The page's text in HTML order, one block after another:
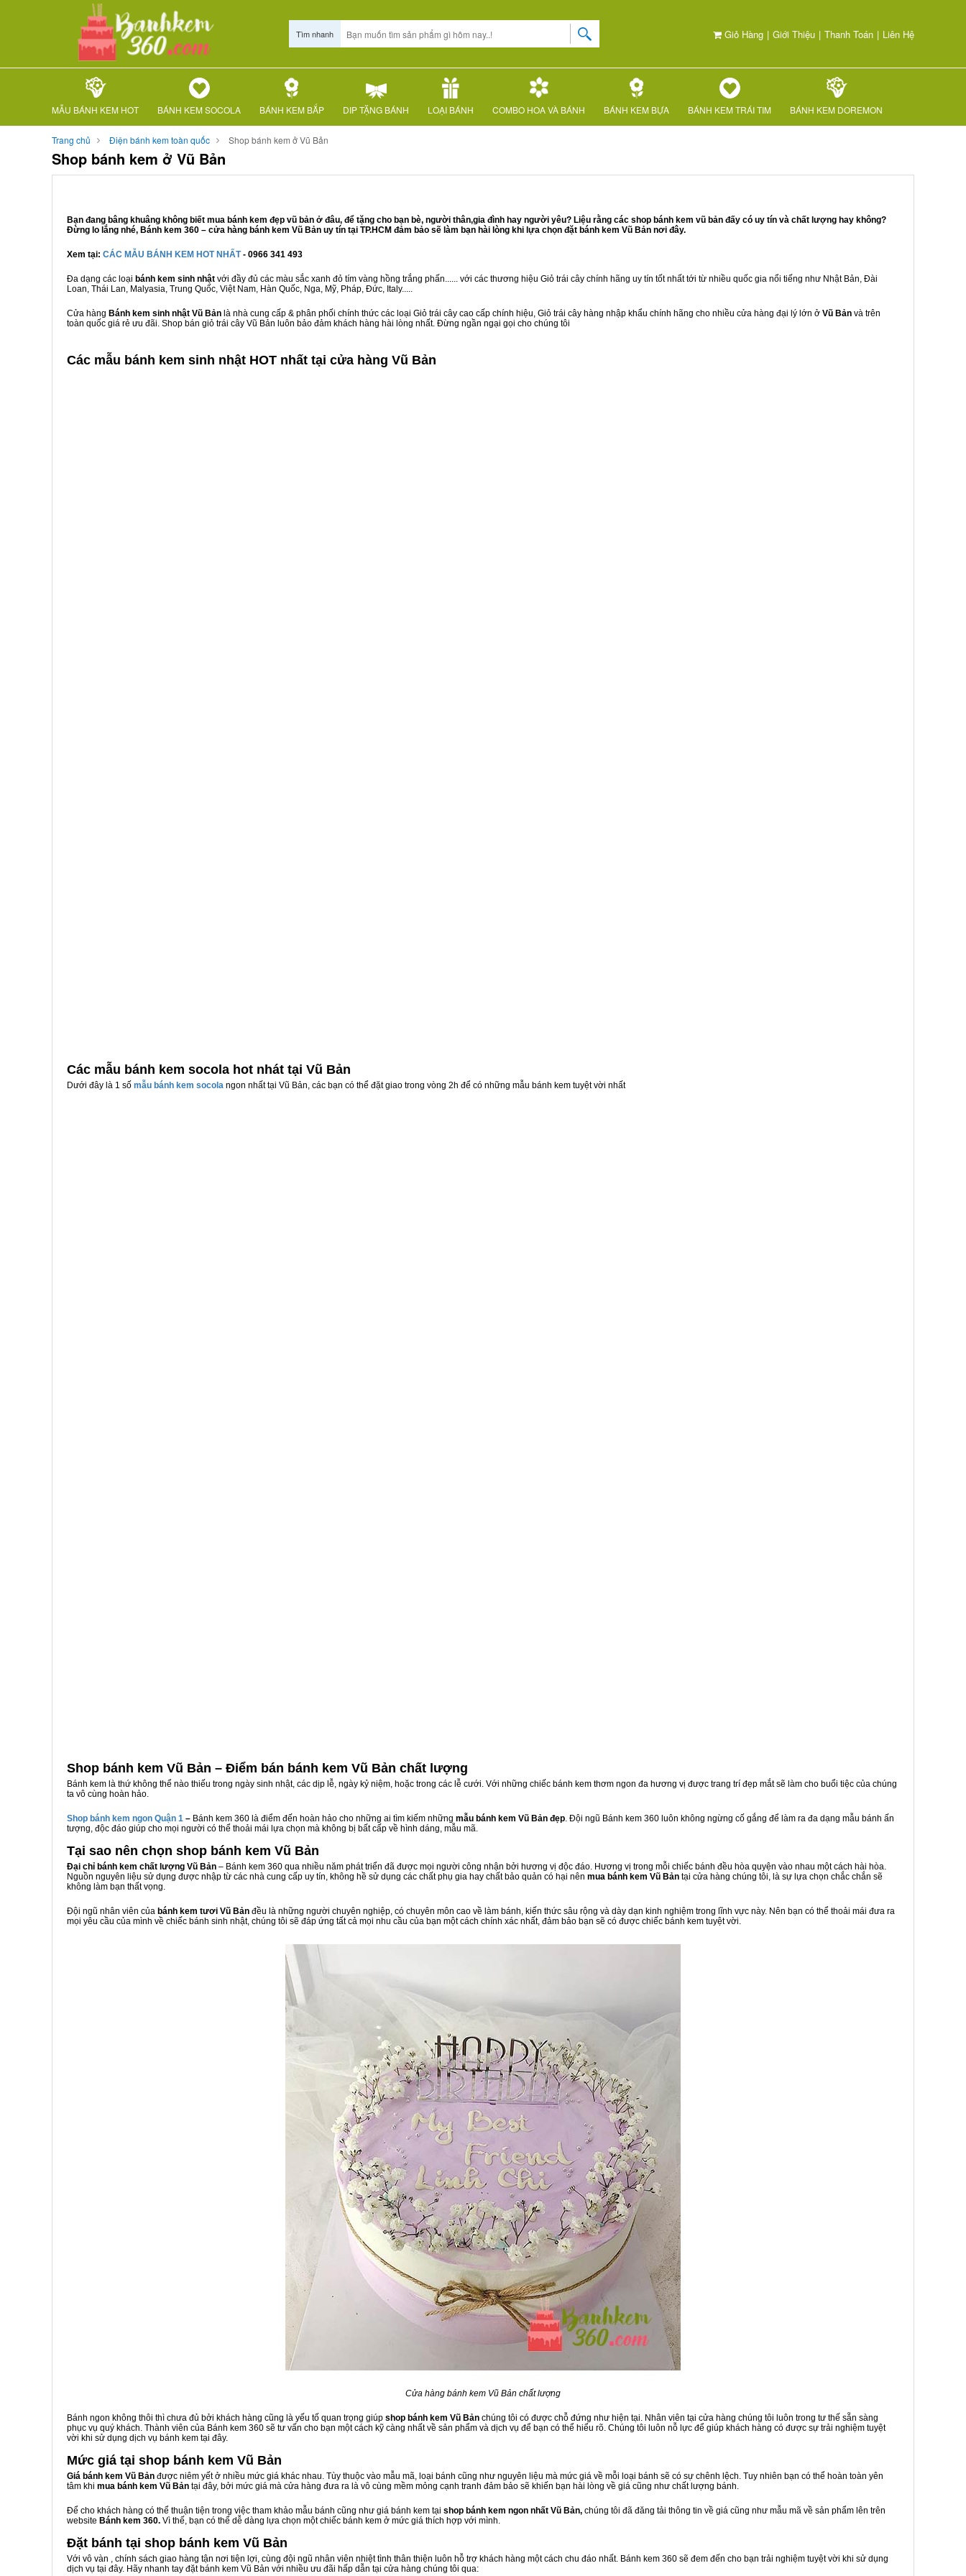
Giỏ Hàng | Giới Thiệu | Thanh Toán | Liên Hệ
Tìm nhanh
MẪU BÁNH KEM HOT BÁNH KEM SOCOLA BÁNH KEM BẮP DIP TẶNG BÁNH LOẠI BÁNH COMBO HOA VÀ BÁNH BÁNH KEM BỰA BÁNH KEM TRÁI TIM BÁNH KEM DOREMON
Trang chủ Điện bánh kem toàn quốc Shop bánh kem ở Vũ Bản
Shop bánh kem ở Vũ Bản
Bạn đang bâng khuâng không biết mua bánh kem đẹp vũ bản ở đâu, để tặng cho bạn bè, người thân,gia đình hay người yêu? Liệu rằng các shop bánh kem vũ bản đấy có uy tín và chất lượng hay không?
Đừng lo lắng nhé, Bánh kem 360 – cửa hàng bánh kem Vũ Bản uy tín tại TP.HCM đảm bảo sẽ làm bạn hài lòng khi lựa chọn đặt bánh kem Vũ Bản nơi đây.
Xem tại: CÁC MẪU BÁNH KEM HOT NHẤT- 0966 341 493
Đa dạng các loại bánh kem sinh nhật với đầy đủ các màu sắc xanh đỏ tím vàng hồng trắng phấn...... với các thương hiệu Giỏ trái cây chính hãng uy tín tốt nhất tới từ nhiều quốc gia nổi tiếng như Nhật Bản, Đài
Loan, Thái Lan, Malyasia, Trung Quốc, Việt Nam, Hàn Quốc, Nga, Mỹ, Pháp, Đức, Italy.....
Cửa hàng Bánh kem sinh nhật Vũ Bản là nhà cung cấp & phân phối chính thức các loại Giỏ trái cây cao cấp chính hiệu, Giỏ trái cây hàng nhập khẩu chính hãng cho nhiều cửa hàng đại lý lớn ở Vũ Bản và trên
toàn quốc giá rẻ ưu đãi. Shop bán giỏ trái cây Vũ Bản luôn bảo đảm khách hàng hài lòng nhất. Đừng ngần ngại gọi cho chúng tôi
Các mẫu bánh kem sinh nhật HOT nhất tại cửa hàng Vũ Bản
Các mẫu bánh kem socola hot nhát tại Vũ Bản
Dưới đây là 1 số mẫu bánh kem socola ngon nhất tại Vũ Bản, các bạn có thể đặt giao trong vòng 2h để có những mẫu bánh kem tuyệt vời nhất
Shop bánh kem Vũ Bản – Điểm bán bánh kem Vũ Bản chất lượng
Bánh kem là thứ không thể nào thiếu trong ngày sinh nhật, các dịp lễ, ngày kỷ niệm, hoặc trong các lễ cưới. Với những chiếc bánh kem thơm ngon đa hương vị được trang trí đẹp mắt sẽ làm cho buổi tiệc của chúng
ta vô cùng hoàn hảo.
Shop bánh kem ngon Quận 1 – Bánh kem 360 là điểm đến hoàn hảo cho những ai tìm kiếm những mẫu bánh kem Vũ Bản đẹp. Đội ngũ Bánh kem 360 luôn không ngừng cố gắng để làm ra đa dạng mẫu bánh ấn
tượng, độc đáo giúp cho mọi người có thể thoải mái lựa chọn mà không bị bất cấp về hình dáng, mẫu mã.
Tại sao nên chọn shop bánh kem Vũ Bản
Đại chỉ bánh kem chất lượng Vũ Bản – Bánh kem 360 qua nhiều năm phát triển đã được mọi người công nhận bởi hương vị độc đáo. Hương vị trong mỗi chiếc bánh đều hòa quyện vào nhau một cách hài hòa.
Nguồn nguyên liệu sử dụng được nhập từ các nhà cung cấp uy tín, không hề sử dụng các chất phụ gia hay chất bảo quản có hại nên mua bánh kem Vũ Bản tại cửa hàng chúng tôi, là sự lựa chọn chắc chắn sẽ
không làm bạn thất vọng.
Đội ngũ nhân viên của bánh kem tươi Vũ Bản đều là những người chuyên nghiệp, có chuyên môn cao về làm bánh, kiến thức sâu rộng và dày dạn kinh nghiệm trong lĩnh vực này. Nên bạn có thể thoải mái đưa ra
mọi yêu cầu của mình về chiếc bánh sinh nhật, chúng tôi sẽ đáp ứng tất cả mọi nhu cầu của bạn một cách chính xác nhất, đảm bảo bạn sẽ có được chiếc bánh kem tuyệt vời.
Cửa hàng bánh kem Vũ Bản chất lượng
Bánh ngon không thôi thì chưa đủ bởi khách hàng cũng là yếu tố quan trọng giúp shop bánh kem Vũ Bản chúng tôi có được chỗ đứng như hiện tại. Nhân viên tại cửa hàng chúng tôi luôn trong tư thế sẵn sàng
phục vụ quý khách. Thành viên của Bánh kem 360 sẽ tư vấn cho bạn một cách kỹ càng nhất về sản phẩm và dịch vụ để bạn có thể hiểu rõ. Chúng tôi luôn nỗ lực để giúp khách hàng có được sự trải nghiệm tuyệt
vời khi sử dụng dịch vụ bánh kem tại đây.
Mức giá tại shop bánh kem Vũ Bản
Giá bánh kem Vũ Bản được niêm yết ở nhiều mức giá khác nhau. Tùy thuộc vào mẫu mã, loại bánh cũng như nguyên liệu mà mức giá về mỗi loại bánh sẽ có sự chênh lệch. Tuy nhiên bạn có thể hoàn toàn yên
tâm khi mua bánh kem Vũ Bản tại đây, bởi mức giá mà cửa hàng đưa ra là vô cùng mềm mỏng cạnh tranh đảm bảo sẽ khiến bạn hài lòng về giá cũng như chất lượng bánh.
Để cho khách hàng có thể thuận tiện trong việc tham khảo mẫu bánh cũng như giá bánh kem tại shop bánh kem ngon nhất Vũ Bản, chúng tôi đã đăng tải thông tin về giá cũng như mẫu mã về sản phẩm lên trên
website Bánh kem 360. Vì thế, bạn có thể dễ dàng lựa chọn một chiếc bánh kem ở mức giá thích hợp với mình.
Đặt bánh tại shop bánh kem Vũ Bản
Với vô vàn , chính sách giao hàng tận nơi tiện lợi, cùng đội ngũ nhân viên nhiệt tình thân thiện luôn hỗ trợ khách hàng một cách chu đáo nhất. Bánh kem 360 sẽ đem đến cho bạn trải nghiệm tuyệt vời khi sử dụng
dịch vụ tại đây. Hãy nhanh tay đặt bánh kem Vũ Bản với nhiều ưu đãi hấp dẫn tại cửa hàng chúng tôi qua: